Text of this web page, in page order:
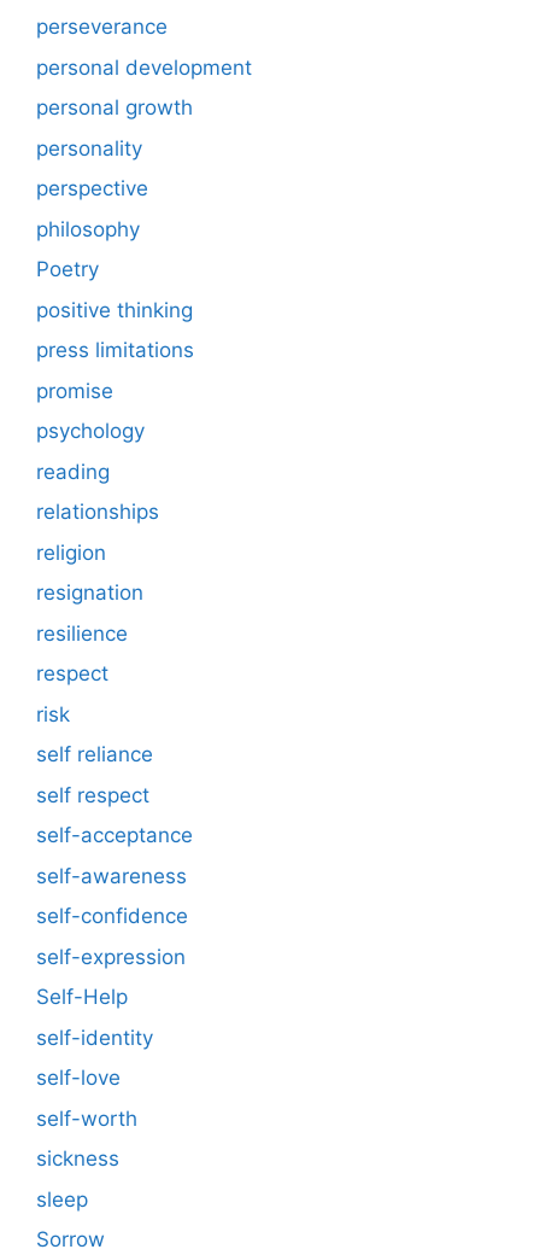
perseverance
personal development
personal growth
personality
perspective
philosophy
Poetry
positive thinking
press limitations
promise
psychology
reading
relationships
religion
resignation
resilience
respect
risk
self reliance
self respect
self-acceptance
self-awareness
self-confidence
self-expression
Self-Help
self-identity
self-love
self-worth
sickness
sleep
Sorrow